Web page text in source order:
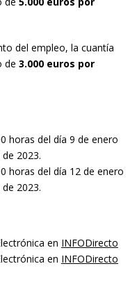
del empleo, la cuantía
de 3.000 euros por
horas del día 9 de enero
2023.
horas del día 12 de enero
2023.
en INFODirecto
en INFODirecto